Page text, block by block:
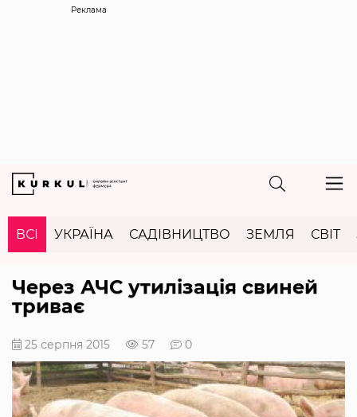
Реклама
ВСІ УКРАЇНА САДІВНИЦТВО ЗЕМЛЯ СВІТ
Через АЧС утилізація свиней
триває
25 серпня 2015 57 0